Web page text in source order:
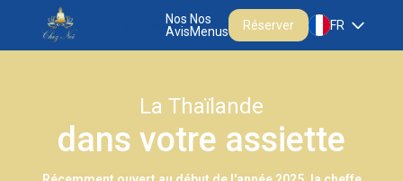
Nos
Avis
Nos
Menus
Réserver FR
La Thaïlande
dans votre assiette